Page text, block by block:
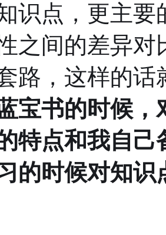
识点，更主要
之间的差异
路，这样的
宝书的时候，
特点和我自己
的时候对知识